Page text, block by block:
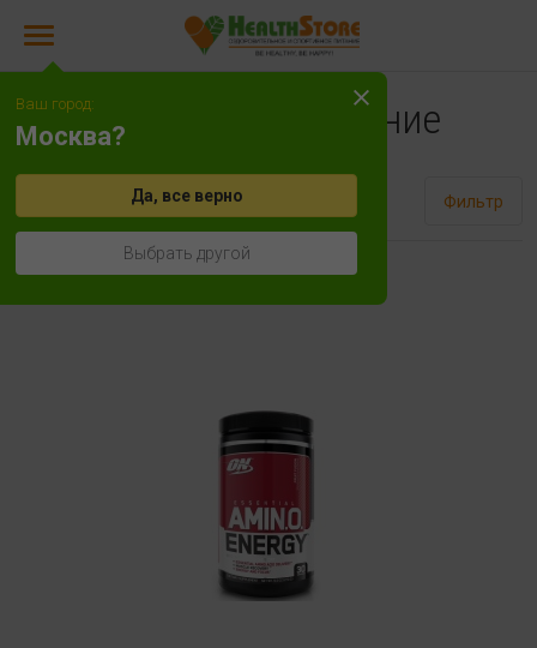
Спортивное питание
Сортировать Фильтр
Ваш город:
Москва?
Да, все верно
Выбрать другой